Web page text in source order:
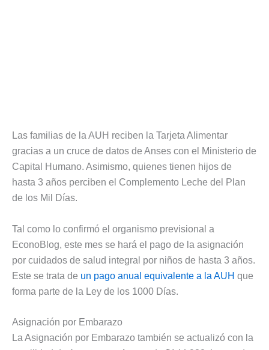
Las familias de la AUH reciben la Tarjeta Alimentar
gracias a un cruce de datos de Anses con el Ministerio de
Capital Humano. Asimismo, quienes tienen hijos de
hasta 3 años perciben el Complemento Leche del Plan
de los Mil Días.
Tal como lo confirmó el organismo previsional a
EconoBlog, este mes se hará el pago de la asignación
por cuidados de salud integral por niños de hasta 3 años.
Este se trata de un pago anual equivalente a la AUH que
forma parte de la Ley de los 1000 Días.
Asignación por Embarazo
La Asignación por Embarazo también se actualizó con la